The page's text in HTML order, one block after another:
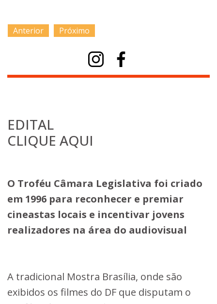
Anterior Próximo
EDITAL
CLIQUE AQUI
O Troféu Câmara Legislativa foi criado
em 1996 para reconhecer e premiar
cineastas locais e incentivar jovens
realizadores na área do audiovisual
A tradicional Mostra Brasília, onde são
exibidos os filmes do DF que disputam o